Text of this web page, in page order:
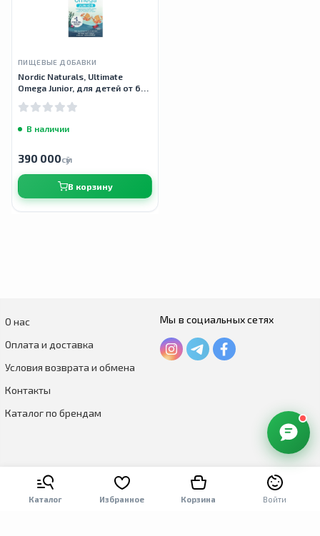
ПИЩЕВЫЕ ДОБАВКИ
Nordic Naturals, Ultimate
Omega Junior, для детей от 6
капсул
В наличии
390 000сӯм
В корзину
Каталог Избранное Корзина Войти
О нас
Оплата и доставка
Условия возврата и обмена
Контакты
Каталог по брендам
Мы в социальных сетях